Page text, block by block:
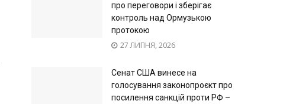
про переговори і зберігає
контроль над Ормузькою
протокою
27 ЛИПНЯ, 2026
Сенат США винесе на
голосування законопроєкт про
посилення санкцій проти РФ –